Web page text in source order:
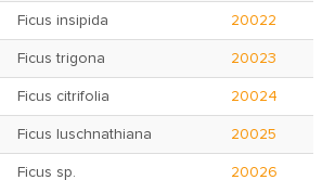
Ficus insipida 20022
Ficus trigona 20023
Ficus citrifolia 20024
Ficus luschnathiana 20025
Ficus sp. 20026